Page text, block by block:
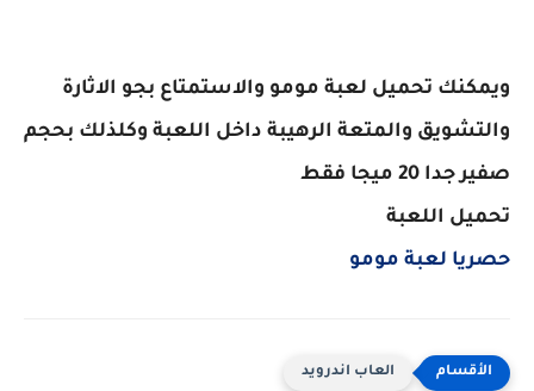
ويمكنك تحميل لعبة مومو والاستمتاع بجو الاثارة
والتشويق والمتعة الرهيبة داخل اللعبة وكلذلك بحجم
صفير جدا 20 ميجا فقط
تحميل اللعبة
حصريا لعبة مومو
العاب اندرويد